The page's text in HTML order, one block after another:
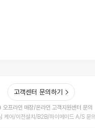
고객센터 문의하기
오프라인 매장/온라인 고객지원센터 문의
케어/이전설치/B2B/하이메이드 A/S 문의